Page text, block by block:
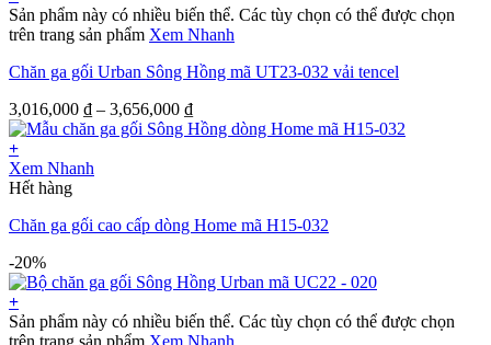
Sản phẩm này có nhiều biến thể. Các tùy chọn có thể được chọn
trên trang sản phẩm Xem Nhanh
Chăn ga gối Urban Sông Hồng mã UT23-032 vải tencel
3,016,000 ₫ – 3,656,000 ₫
+
Xem Nhanh
Hết hàng
Chăn ga gối cao cấp dòng Home mã H15-032
-20%
+
Sản phẩm này có nhiều biến thể. Các tùy chọn có thể được chọn